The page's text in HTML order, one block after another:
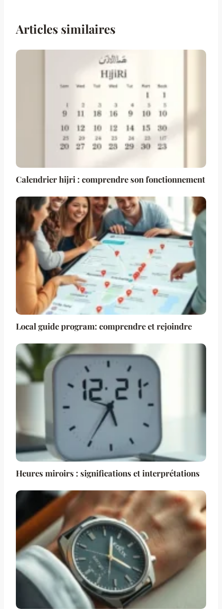
Articles similaires
Calendrier hijri : comprendre son fonctionnement
Local guide program: comprendre et rejoindre
Heures miroirs : significations et interprétations